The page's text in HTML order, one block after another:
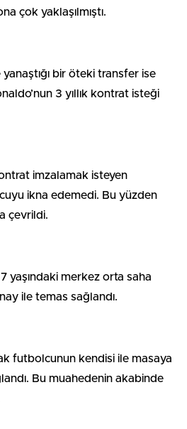
çok yaklaşılmıştı.
yanaştığı bir öteki transfer ise
3 yıllık kontrat isteği
imzalamak isteyen
ikna edemedi. Bu yüzden
çevrildi.
yaşındaki merkez orta saha
ile temas sağlandı.
futbolcunun kendisi ile masaya
Bu muahedenin akabinde